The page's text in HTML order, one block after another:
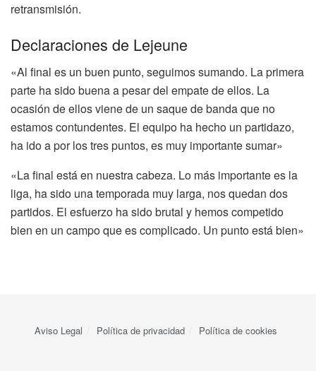
retransmisión.
Declaraciones de Lejeune
«Al final es un buen punto, seguimos sumando. La primera
parte ha sido buena a pesar del empate de ellos. La
ocasión de ellos viene de un saque de banda que no
estamos contundentes. El equipo ha hecho un partidazo,
ha ido a por los tres puntos, es muy importante sumar»
«La final está en nuestra cabeza. Lo más importante es la
liga, ha sido una temporada muy larga, nos quedan dos
partidos. El esfuerzo ha sido brutal y hemos competido
bien en un campo que es complicado. Un punto está bien»
Aviso Legal Política de privacidad Política de cookies